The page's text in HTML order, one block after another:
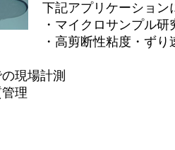
下記アプリケーション
・マイクロサンプル研
・高剪断性粘度・ず
現場計測
理